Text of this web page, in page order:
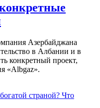
Азербайджана
в Албании и в
конкретный проект,
«Albgaz».